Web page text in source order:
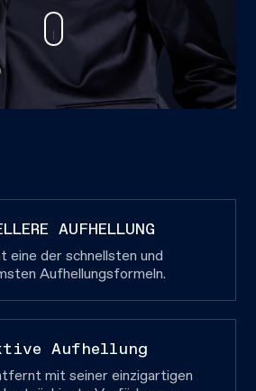
AUFHELLUNG
eine der schnellsten und
Aufhellungsformeln.
Aufhellung
mit seiner einzigartigen